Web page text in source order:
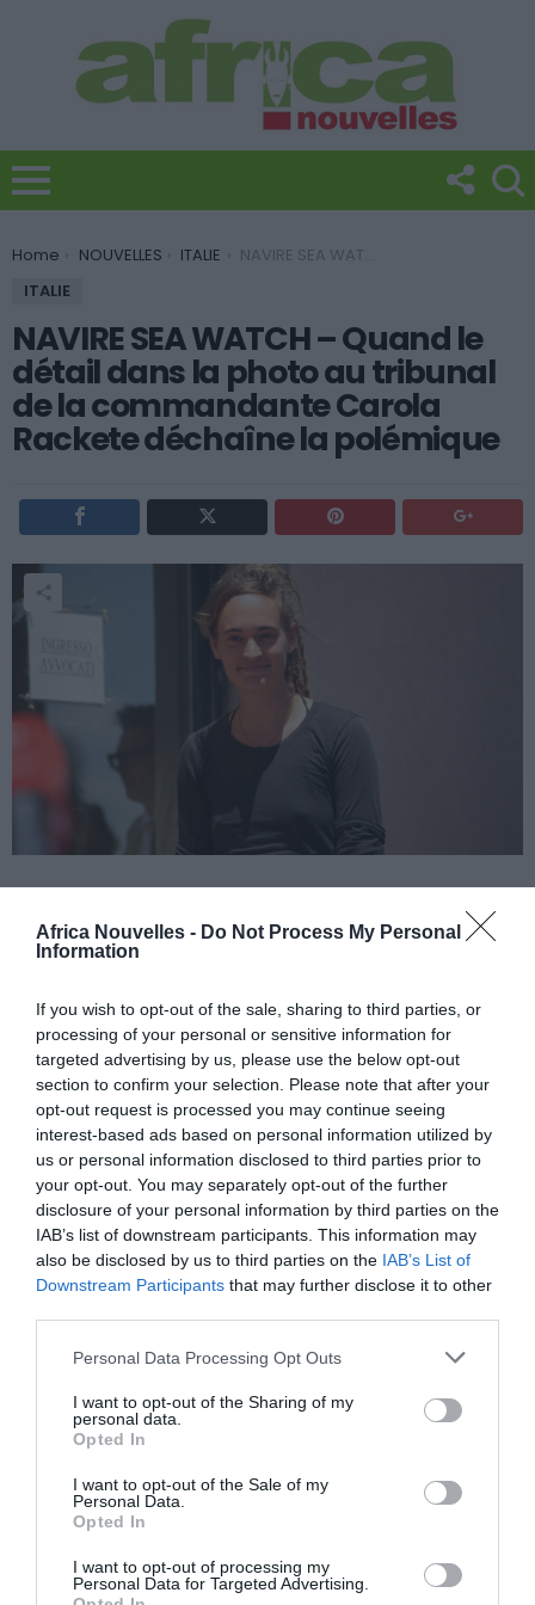
Africa Nouvelles - Do Not Process My Personal
Information
If you wish to opt-out of the sale, sharing to third parties, or
processing of your personal or sensitive information for
targeted advertising by us, please use the below opt-out
section to confirm your selection. Please note that after your
opt-out request is processed you may continue seeing
interest-based ads based on personal information utilized by
us or personal information disclosed to third parties prior to
your opt-out. You may separately opt-out of the further
disclosure of your personal information by third parties on the
IAB’s list of downstream participants. This information may
also be disclosed by us to third parties on the IAB’s List of
Downstream Participants that may further disclose it to other
Personal Data Processing Opt Outs
I want to opt-out of the Sharing of my
personal data.
Opted In
I want to opt-out of the Sale of my
Personal Data.
Opted In
I want to opt-out of processing my
Personal Data for Targeted Advertising.
You are here:
Home NOUVELLES ITALIE
NAVIRE SEA WATCH – Quand le détail dans la photo au tribunal de la commandante Carola Rackete déchaîne la polémique
ITALIE
NAVIRE SEA WATCH – Quand le
détail dans la photo au tribunal
de la commandante Carola
Rackete déchaîne la polémique
le commandant du navire Sea Watch 3, n’a rien à voir
L’allemande de 31 ans s’est retrouvée dans le
collimateur de la controverse sociale parce qu’elle
aurait comparu devant le tribunal sans soutien-
gorge. Les photos la montrent en jersey noir serré, ce
qui suggère qu’elle ne portait pas de soutien-gorge.
pour la couvrir d’insultes sexistes.
Carola Rackete s’était rendue au tribunal d’Agrigento,
adjoint Salvatore Vella. Avec elle, il y avait les avocats